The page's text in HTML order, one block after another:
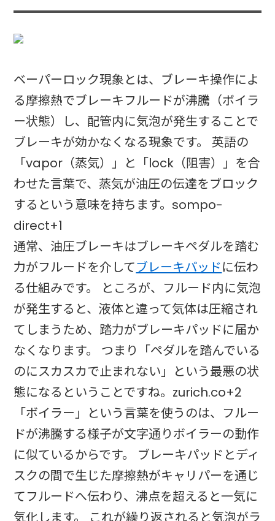
ベーパーロック現象とは、ブレーキ操作によ
る摩擦熱でブレーキフルードが沸騰（ボイラ
ー状態）し、配管内に気泡が発生することで
ブレーキが効かなくなる現象です。 英語の
「vapor（蒸気）」と「lock（阻害）」を合
わせた言葉で、蒸気が油圧の伝達をブロック
するという意味を持ちます。sompo-
direct+1
通常、油圧ブレーキはブレーキペダルを踏む
力がフルードを介してブレーキパッドに伝わ
る仕組みです。 ところが、フルード内に気泡
が発生すると、液体と違って気体は圧縮され
てしまうため、踏力がブレーキパッドに届か
なくなります。 つまり「ペダルを踏んでいる
のにスカスカで止まれない」という最悪の状
態になるということですね。zurich.co+2
「ボイラー」という言葉を使うのは、フルー
ドが沸騰する様子が文字通りボイラーの動作
に似ているからです。 ブレーキパッドとディ
スクの間で生じた摩擦熱がキャリパーを通じ
てフルードへ伝わり、沸点を超えると一気に
気化します。 これが繰り返されると気泡がラ